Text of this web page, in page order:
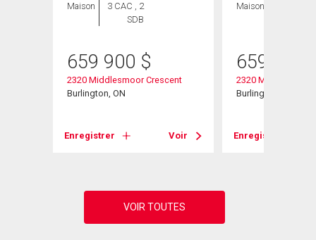
Maison
3 CAC , 2
SDB
659 900 $
2320 Middlesmoor Crescent
Burlington, ON
Enregistrer Voir
Maison
659 900
2320 Middlesmoor
Burlington, ON
Enregistrer